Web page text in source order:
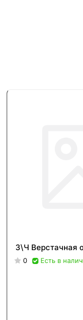
З\Ч Верстачная
0 Есть в